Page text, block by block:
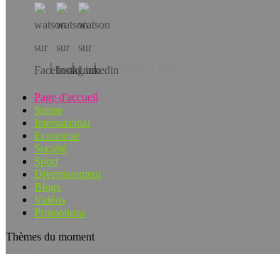
Téléchargez l’app!
Page d'accueil
Suisse
International
Economie
Société
Sport
Divertissement
Blogs
Vidéos
Promotions
Thèmes du moment